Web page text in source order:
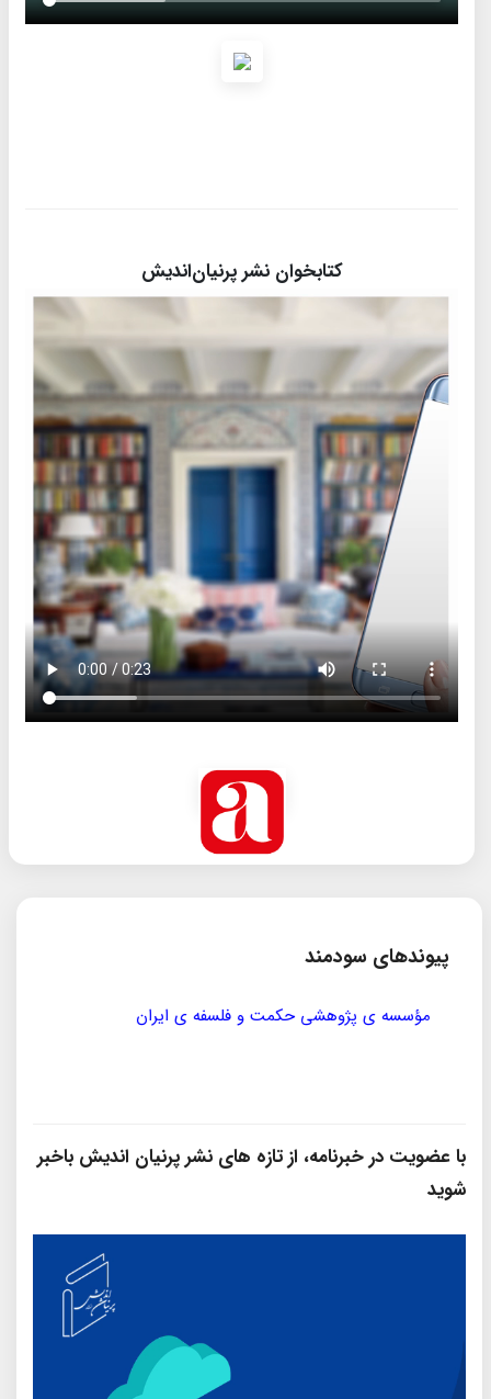
کتابخوان نشر پرنیان‌اندیش
پیوندهای سودمند
مؤسسه ی پژوهشی حکمت و فلسفه ی ایران
با عضویت در خبرنامه، از تازه‌ های نشر پرنیان‌ اندیش باخبر
شوید